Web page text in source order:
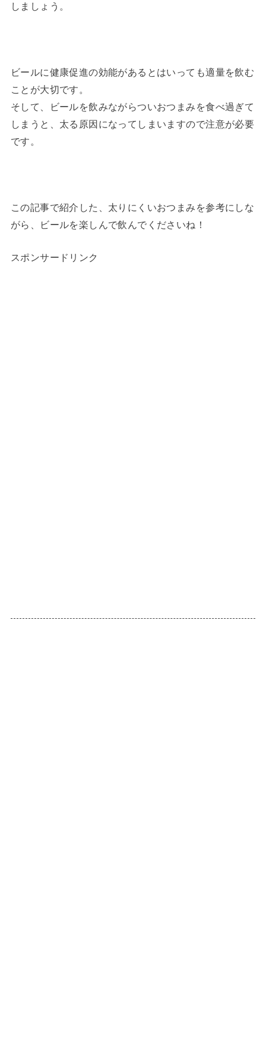
しましょう。
ビールに健康促進の効能があるとはいっても適量を飲む
ことが大切です。
そして、ビールを飲みながらついおつまみを食べ過ぎて
しまうと、太る原因になってしまいますので注意が必要
です。
この記事で紹介した、太りにくいおつまみを参考にしな
がら、ビールを楽しんで飲んでくださいね！
スポンサードリンク